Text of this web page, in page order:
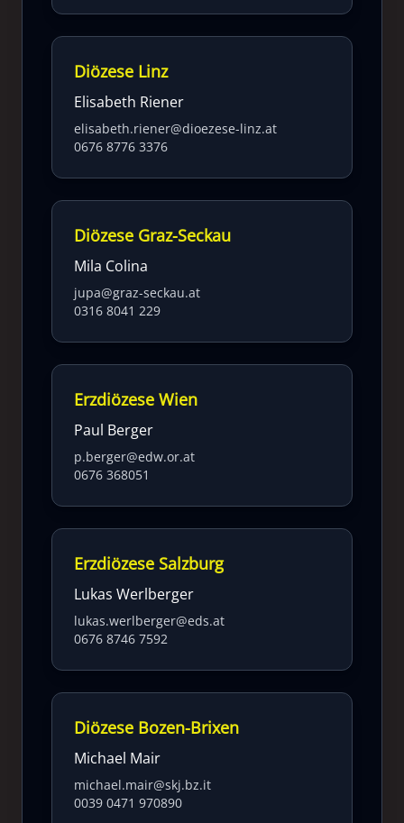
Diözese Linz
Elisabeth Riener
elisabeth.riener@dioezese-linz.at
0676 8776 3376
Diözese Graz-Seckau
Mila Colina
jupa@graz-seckau.at
0316 8041 229
Erzdiözese Wien
Paul Berger
p.berger@edw.or.at
0676 368051
Erzdiözese Salzburg
Lukas Werlberger
lukas.werlberger@eds.at
0676 8746 7592
Diözese Bozen-Brixen
Michael Mair
michael.mair@skj.bz.it
0039 0471 970890